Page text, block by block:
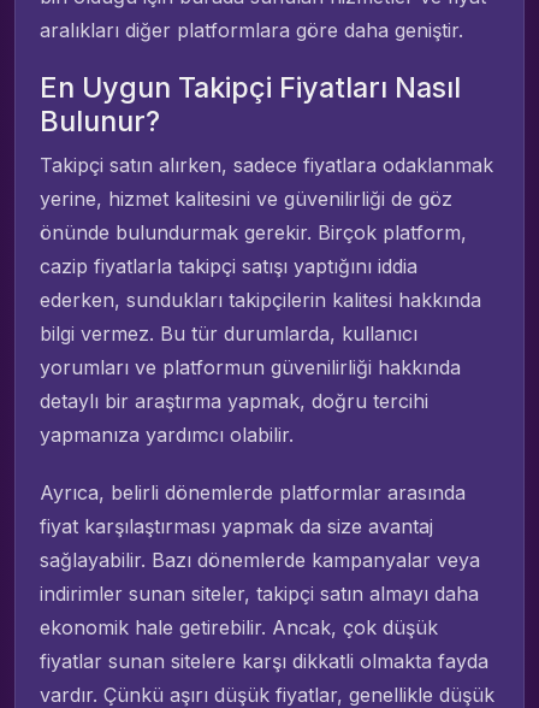
aralıkları diğer platformlara göre daha geniştir.
En Uygun Takipçi Fiyatları Nasıl
Bulunur?
Takipçi satın alırken, sadece fiyatlara odaklanmak
yerine, hizmet kalitesini ve güvenilirliği de göz
önünde bulundurmak gerekir. Birçok platform,
cazip fiyatlarla takipçi satışı yaptığını iddia
ederken, sundukları takipçilerin kalitesi hakkında
bilgi vermez. Bu tür durumlarda, kullanıcı
yorumları ve platformun güvenilirliği hakkında
detaylı bir araştırma yapmak, doğru tercihi
yapmanıza yardımcı olabilir.
Ayrıca, belirli dönemlerde platformlar arasında
fiyat karşılaştırması yapmak da size avantaj
sağlayabilir. Bazı dönemlerde kampanyalar veya
indirimler sunan siteler, takipçi satın almayı daha
ekonomik hale getirebilir. Ancak, çok düşük
fiyatlar sunan sitelere karşı dikkatli olmakta fayda
vardır. Çünkü aşırı düşük fiyatlar, genellikle düşük